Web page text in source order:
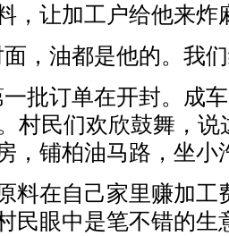
，让加工户给他来炸
油都是他的。我们
订单在开封。成车
村民们欢欣鼓舞，
，铺柏油马路，坐小
在自己家里赚加工
民眼中是笔不错的生